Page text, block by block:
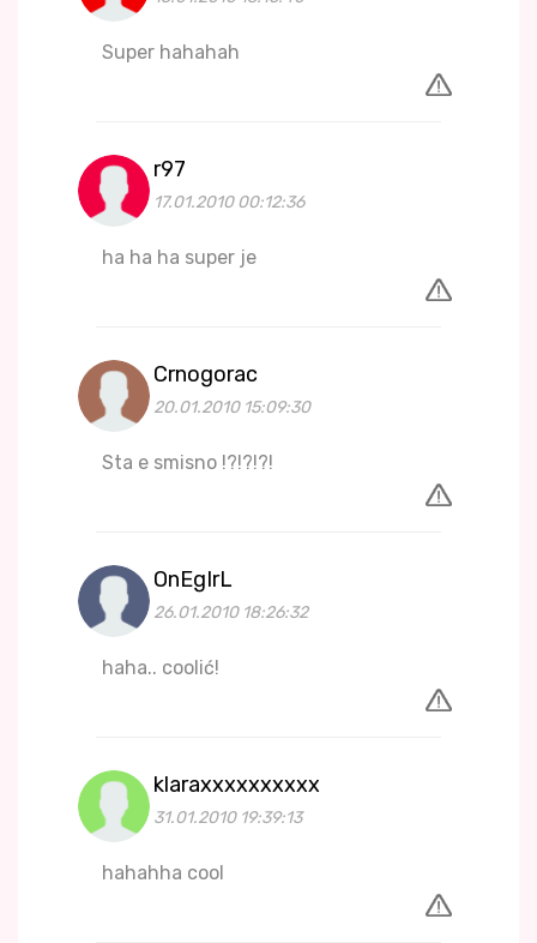
Super hahahah
r97
17.01.2010 00:12:36
ha ha ha super je
Crnogorac
20.01.2010 15:09:30
Sta e smisno !?!?!?!
OnEgIrL
26.01.2010 18:26:32
haha.. coolić!
klaraxxxxxxxxxx
31.01.2010 19:39:13
hahahha cool